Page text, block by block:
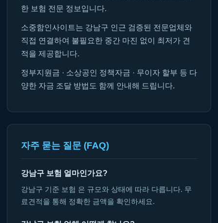
한 보험 전문 정보입니다.
소중함인사이트는 강남구 인근 검증된 전문업체와
직접 연결하여 불필요한 중간 마진 없이 최저가 견
적을 제공합니다.
정부지원금 · 소상공인 정책자금 · 무이자 할부 등 다
양한 자금 조달 방법도 함께 안내해 드립니다.
자주 묻는 질문 (FAQ)
강남구 보험 얼마인가요?
강남구 기준 보험 은 규모와 상태에 따라 다릅니다. 무
료견적을 통해 정확한 금액을 확인하세요.